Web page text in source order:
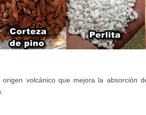
volcánico que mejora la absorción